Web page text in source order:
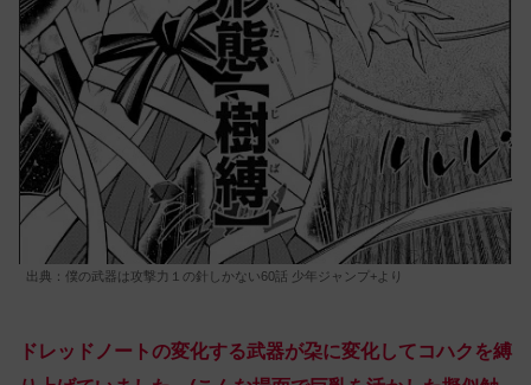
出典：僕の武器は攻撃力１の針しかない60話 少年ジャンプ+より
ドレッドノートの変化する武器が朶に変化してコハクを縛